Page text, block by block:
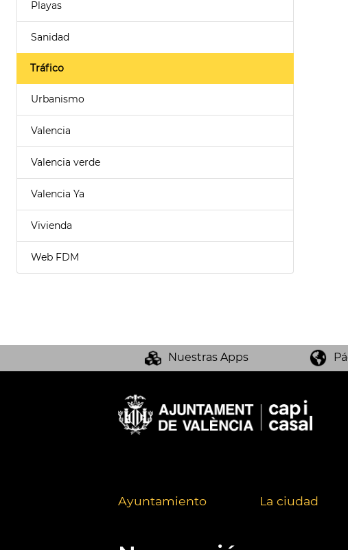
Playas
Sanidad
Tráfico
Urbanismo
Valencia
Valencia verde
Valencia Ya
Vivienda
Web FDM
Nuestras Apps
Ayuntamiento La ciudad